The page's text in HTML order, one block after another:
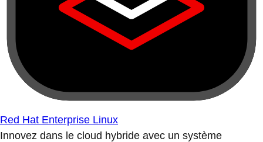
Red Hat Enterprise Linux
Innovez dans le cloud hybride avec un système